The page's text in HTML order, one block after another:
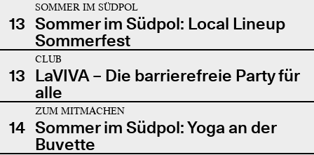
13
SOMMER IM SÜDPOL
Sommer im Südpol: Local Lineup
Sommerfest
13
CLUB
LaVIVA – Die barrierefreie Party für
alle
14
ZUM MITMACHEN
Sommer im Südpol: Yoga an der
Buvette